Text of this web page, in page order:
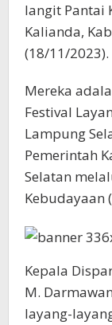
langit Pantai
Kalianda,
(18/11/2023).
Mereka
Festival
Lampung
Pemerintah
Selatan
Kebudayaan
Kepala
M.
layang-